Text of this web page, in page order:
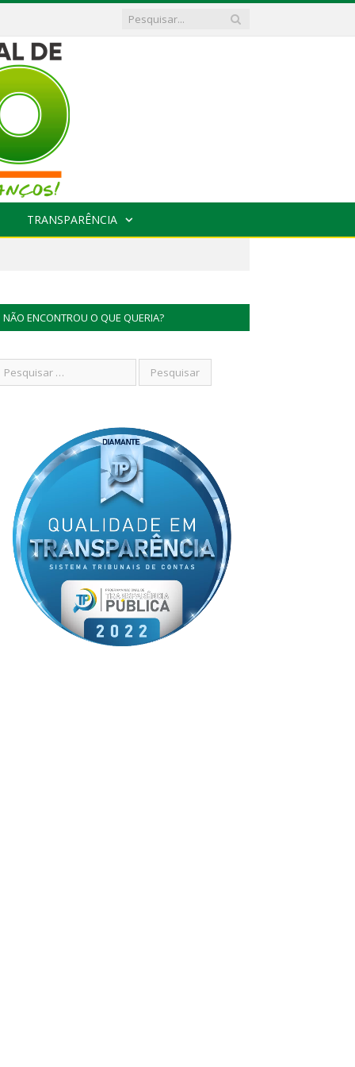
TRANSPARÊNCIA
NÃO ENCONTROU O QUE QUERIA?